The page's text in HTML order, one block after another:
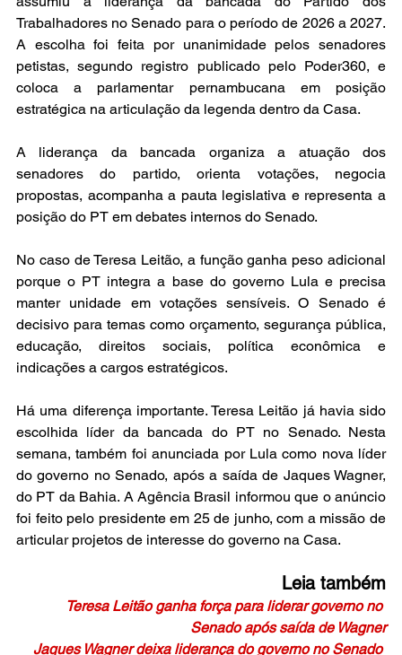
Trabalhadores no Senado para o período de 2026 a 2027.
A escolha foi feita por unanimidade pelos senadores
petistas, segundo registro publicado pelo Poder360, e
coloca a parlamentar pernambucana em posição
estratégica na articulação da legenda dentro da Casa.
A liderança da bancada organiza a atuação dos
senadores do partido, orienta votações, negocia
propostas, acompanha a pauta legislativa e representa a
posição do PT em debates internos do Senado.
No caso de Teresa Leitão, a função ganha peso adicional
porque o PT integra a base do governo Lula e precisa
manter unidade em votações sensíveis. O Senado é
decisivo para temas como orçamento, segurança pública,
educação, direitos sociais, política econômica e
indicações a cargos estratégicos.
Há uma diferença importante. Teresa Leitão já havia sido
escolhida líder da bancada do PT no Senado. Nesta
semana, também foi anunciada por Lula como nova líder
do governo no Senado, após a saída de Jaques Wagner,
do PT da Bahia. A Agência Brasil informou que o anúncio
foi feito pelo presidente em 25 de junho, com a missão de
articular projetos de interesse do governo na Casa.
Leia também
Teresa Leitão ganha força para liderar governo no
Senado após saída de Wagner
Jaques Wagner deixa liderança do governo no Senado